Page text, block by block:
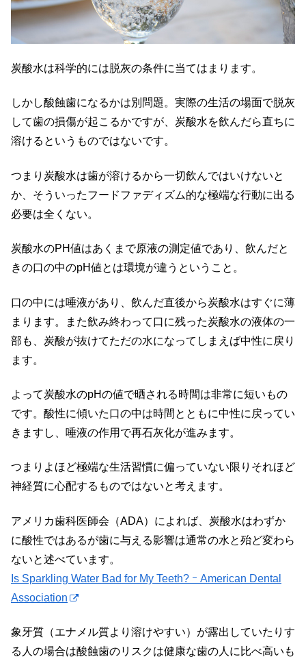
炭酸水は科学的には脱灰の条件に当てはまります。
しかし酸蝕歯になるかは別問題。実際の生活の場面で脱灰
して歯の損傷が起こるかですが、炭酸水を飲んだら直ちに
溶けるというものではないです。
つまり炭酸水は歯が溶けるから一切飲んではいけないと
か、そういったフードファディズム的な極端な行動に出る
必要は全くない。
炭酸水のPH値はあくまで原液の測定値であり、飲んだと
きの口の中のpH値とは環境が違うということ。
口の中には唾液があり、飲んだ直後から炭酸水はすぐに薄
まります。また飲み終わって口に残った炭酸水の液体の一
部も、炭酸が抜けてただの水になってしまえば中性に戻り
ます。
よって炭酸水のpHの値で晒される時間は非常に短いもの
です。酸性に傾いた口の中は時間とともに中性に戻ってい
きますし、唾液の作用で再石灰化が進みます。
つまりよほど極端な生活習慣に偏っていない限りそれほど
神経質に心配するものではないと考えます。
アメリカ歯科医師会（ADA）によれば、炭酸水はわずか
に酸性ではあるが歯に与える影響は通常の水と殆ど変わら
ないと述べています。
Is Sparkling Water Bad for My Teeth? ｰ American Dental
Association
象牙質（エナメル質より溶けやすい）が露出していたりす
る人の場合は酸蝕歯のリスクは健康な歯の人に比べ高いも